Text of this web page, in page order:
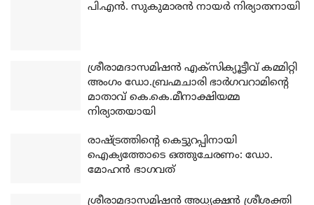
പി.എന്‍. സുകുമാരന്‍ നായര്‍ നിര്യാതനായി
ശ്രീരാമദാസമിഷന്‍ എക്‌സിക്യൂട്ടീവ് കമ്മിറ്റി
അംഗം ഡോ.ബ്രഹ്മചാരി ഭാര്‍ഗവറാമിന്റെ
മാതാവ് കെ.കെ.മീനാക്ഷിയമ്മ
നിര്യാതയായി
രാഷ്ട്രത്തിന്റെ കെട്ടുറപ്പിനായി
ഐക്യത്തോടെ ഒത്തുചേരണം: ഡോ.
മോഹന്‍ ഭാഗവത്
ശ്രീരാമദാസമിഷന്‍ അധ്യക്ഷന്‍ ശ്രീശക്തി